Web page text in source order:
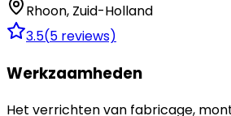
Rhoon, Zuid-Holland
3.5(5 reviews)
Werkzaamheden
Het verrichten van fabricage,